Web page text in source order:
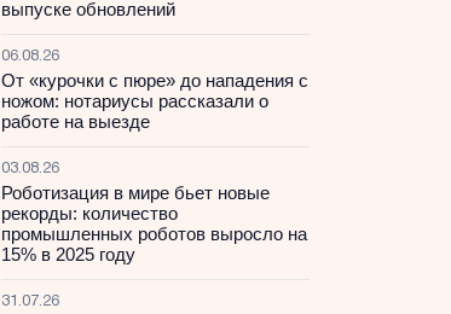
выпуске обновлений
06.08.26
От «курочки с пюре» до нападения с
ножом: нотариусы рассказали о
работе на выезде
03.08.26
Роботизация в мире бьет новые
рекорды: количество
промышленных роботов выросло на
15% в 2025 году
31.07.26